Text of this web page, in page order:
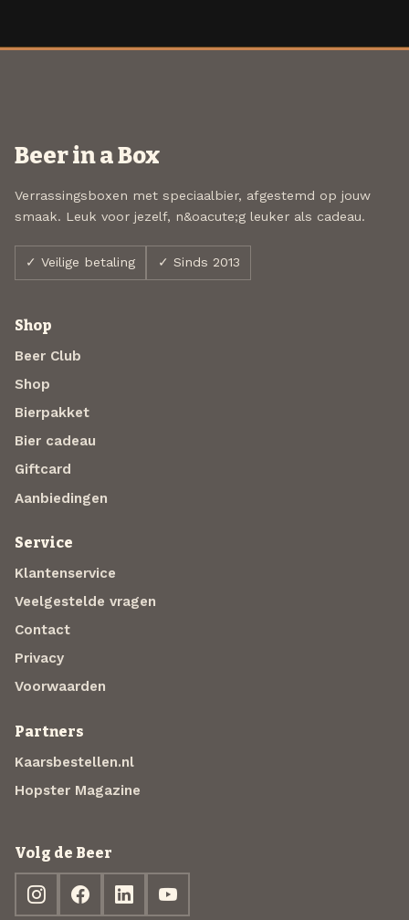
Beer in a Box
Verrassingsboxen met speciaalbier, afgestemd op jouw
smaak. Leuk voor jezelf, n&oacute;g leuker als cadeau.
✓ Veilige betaling ✓ Sinds 2013
Shop
Beer Club
Shop
Bierpakket
Bier cadeau
Giftcard
Aanbiedingen
Service
Klantenservice
Veelgestelde vragen
Contact
Privacy
Voorwaarden
Partners
Kaarsbestellen.nl
Hopster Magazine
Volg de Beer